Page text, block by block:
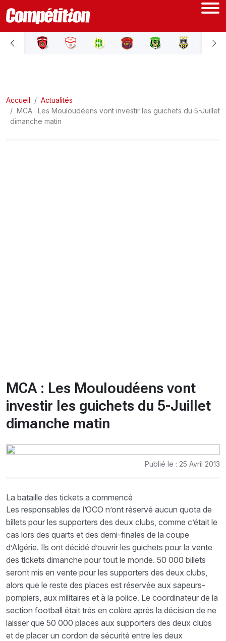
ACCUEIL
LIGUE 2
Accueil
Actualités
MCA : Les Mouloudéens vont investir les guichets du 5-Juillet
dimanche matin
MCA : Les Mouloudéens vont
investir les guichets du 5-Juillet
dimanche matin
Publié le : 25 Avril 2013
La bataille des tickets a commencé
Les responsables de l’OCO n’ont réservé aucun quota de
billets pour les supporters des deux clubs, comme c’était le
cas lors des quarts et des demi-finales de la coupe
d’Algérie. Ils ont décidé d’ouvrir les guichets pour la vente
des tickets dimanche pour tout le monde. 50 000 billets
seront mis en vente pour les supporters des deux clubs,
alors que le reste des places est réservée aux sapeurs-
pompiers, aux militaires et à la police. Le coordinateur de la
section football était très en colère après la décision de ne
laisser que 50 000 places aux supporters des deux clubs
et de placer un cordon de sécurité entre les deux